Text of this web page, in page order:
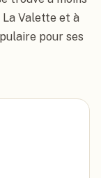
La Valette et à
pour ses